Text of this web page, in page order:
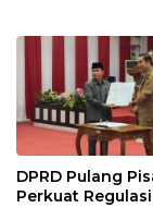
DPRD Pulang
Perkuat